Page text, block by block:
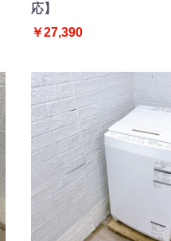
応】
￥27,390